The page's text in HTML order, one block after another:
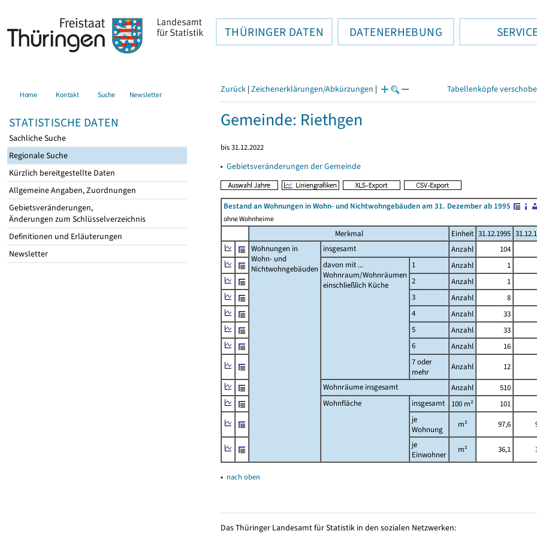
THÜRINGER DATEN DATENERHEBUNG
Home Kontakt Suche Newsletter
STATISTISCHE DATEN
Sachliche Suche
Regionale Suche
Kürzlich bereitgestellte Daten
Allgemeine Angaben, Zuordnungen
Gebietsveränderungen,
Änderungen zum Schlüsselverzeichnis
Definitionen und Erläuterungen
Newsletter
Zurück | Zeichenerklärungen/Abkürzungen | Tabellenköpfe
Gemeinde: Riethgen
bis 31.12.2022
▸ Gebietsveränderungen der Gemeinde
Bestand an Wohnungen in Wohn- und Nichtwohngebäuden am 31. Dezember ab 1995
ohne Wohnheime
Merkmal Einheit 31.12.1995
Wohnungen in
Wohn- und
Nichtwohngebäuden
insgesamt Anzahl 104
davon mit ...
Wohnraum/Wohnräumen
einschließlich Küche
1 Anzahl 1
2
Anzahl 1
3
Anzahl 8
4
Anzahl 33
5
Anzahl 33
6
Anzahl 16
7 oder
mehr
Anzahl 12
Wohnräume insgesamt
Anzahl 510
Wohnfläche
insgesamt 100 m² 101
je
Wohnung
m² 97,6
je
Einwohner
m² 36,1
▴ nach oben
Das Thüringer Landesamt für Statistik in den sozialen Netzwerken: